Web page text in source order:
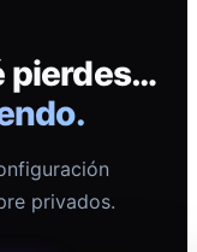
pierdes…
privados.